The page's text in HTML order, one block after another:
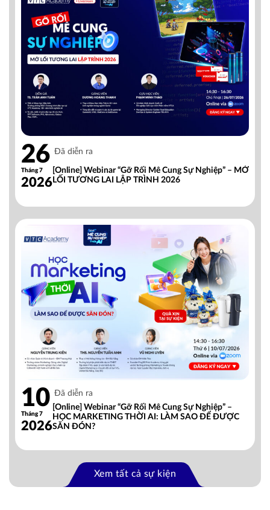
26
Tháng 7
2026
Đã diễn ra
[Online] Webinar “Gỡ Rối Mê Cung Sự Nghiệp” – MỞ
LỐI TƯƠNG LAI LẬP TRÌNH 2026
10
Tháng 7
2026
Đã diễn ra
[Online] Webinar “Gỡ Rối Mê Cung Sự Nghiệp” –
HỌC MARKETING THỜI AI: LÀM SAO ĐỂ ĐƯỢC
SĂN ĐÓN?
Xem tất cả sự kiện